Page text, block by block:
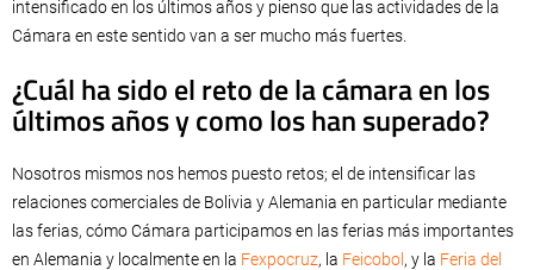
intensificado en los últimos años y pienso que las actividades de la
Cámara en este sentido van a ser mucho más fuertes.
¿Cuál ha sido el reto de la cámara en los
últimos años y como los han superado?
Nosotros mismos nos hemos puesto retos; el de intensificar las
relaciones comerciales de Bolivia y Alemania en particular mediante
las ferias, cómo Cámara participamos en las ferias más importantes
en Alemania y localmente en la Fexpocruz, la Feicobol , y la Feria del